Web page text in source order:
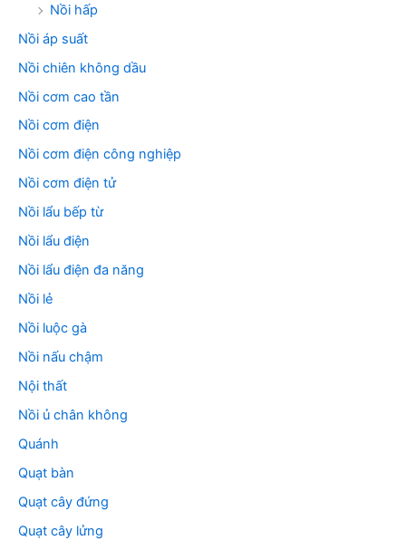
Nồi hấp
Nồi áp suất
Nồi chiên không dầu
Nồi cơm cao tần
Nồi cơm điện
Nồi cơm điện công nghiệp
Nồi cơm điện tử
Nồi lẩu bếp từ
Nồi lẩu điện
Nồi lẩu điện đa năng
Nồi lẻ
Nồi luộc gà
Nồi nấu chậm
Nội thất
Nồi ủ chân không
Quánh
Quạt bàn
Quạt cây đứng
Quạt cây lửng